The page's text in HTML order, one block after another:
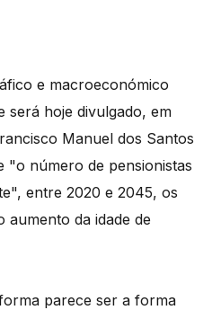
e macroeconómico
será hoje divulgado, em
Manuel dos Santos
"o número de pensionistas
entre 2020 e 2045, os
aumento da idade de
parece ser a forma